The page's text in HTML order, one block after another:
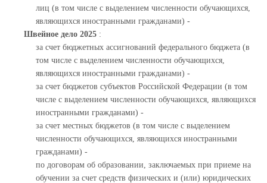
лиц (в том числе с выделением численности обучающихся,
являющихся иностранными гражданами) -
Швейное дело 2025 :
за счет бюджетных ассигнований федерального бюджета (в
том числе с выделением численности обучающихся,
являющихся иностранными гражданами) -
за счет бюджетов субъектов Российской Федерации (в том
числе с выделением численности обучающихся, являющихся
иностранными гражданами) -
за счет местных бюджетов (в том числе с выделением
численности обучающихся, являющихся иностранными
гражданами) -
по договорам об образовании, заключаемых при приеме на
обучении за счет средств физических и (или) юридических